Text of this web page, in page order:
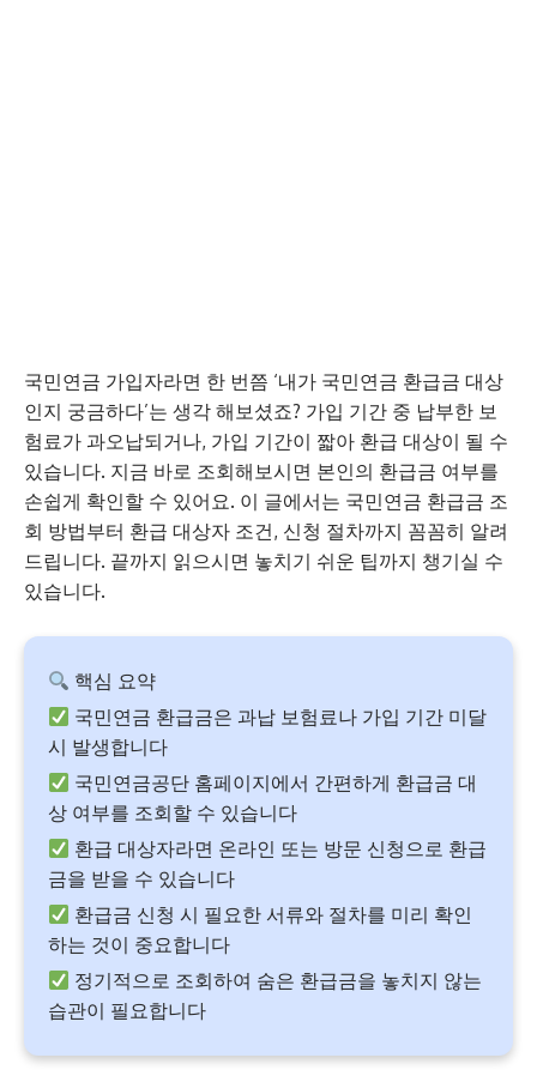
국민연금 가입자라면 한 번쯤 ‘내가 국민연금 환급금 대상
인지 궁금하다’는 생각 해보셨죠? 가입 기간 중 납부한 보
험료가 과오납되거나, 가입 기간이 짧아 환급 대상이 될 수
있습니다. 지금 바로 조회해보시면 본인의 환급금 여부를
손쉽게 확인할 수 있어요. 이 글에서는 국민연금 환급금 조
회 방법부터 환급 대상자 조건, 신청 절차까지 꼼꼼히 알려
드립니다. 끝까지 읽으시면 놓치기 쉬운 팁까지 챙기실 수
있습니다.
핵심 요약
국민연금 환급금은 과납 보험료나 가입 기간 미달
시 발생합니다
국민연금공단 홈페이지에서 간편하게 환급금 대
상 여부를 조회할 수 있습니다
환급 대상자라면 온라인 또는 방문 신청으로 환급
금을 받을 수 있습니다
환급금 신청 시 필요한 서류와 절차를 미리 확인
하는 것이 중요합니다
정기적으로 조회하여 숨은 환급금을 놓치지 않는
습관이 필요합니다